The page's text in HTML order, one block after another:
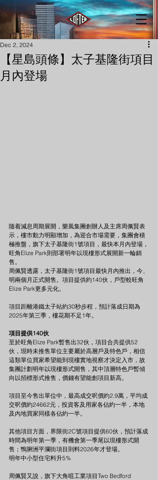
【星島頭條】太子基隆街項目
月內登場
Dec 2, 2024
隨着減息周期展開，樂風集團創辦人及主席周佩賢表
示，樓市動力明顯增加，為迎合市場需要，集團會積
極推盤，旗下太子基隆街1號項目，最快本月內登場，
旺角Elize Park則部署明年以現樓形式展開新一輪銷
售。
周佩賢透露，太子基隆街1號項目最快月內推出，今、
明兩個月正式開售。項目提供約140伙，戶型較旺角
Elize Park更多元化。
項目距離港鐵太子站約30秒步程，預計落成日期為
2025年第三季，樓花期不足1年。
項目提供140伙
至於旺角Elize Park暫售出32伙，項目合共提供52
伙，現時未推售單位主要屬於高層戶及特色戶，相信
這類單位買家希望能到現樓實地視察才決定入市，故
集團計劃明年以現樓形式開售，其中頂層特色戶暫傾
向以招標形式推售，價錢有望能創項目新高。
項目至今售出單位中，最高成交呎價約2.9萬，平均成
交呎價約24662元，投資客及用家各佔約一半，本地
及內地買家同樣各佔約一半。
其他項目方面，界限街2C號項目提供60伙，預計落成
時間為明年第一季，有機會第一季尾以現樓形式開
售；鴨脷洲平瀾街項目則料2026年才登場。
明年中小型住宅料升5%
周佩賢又說，旗下大角咀工業項目Two Bedford